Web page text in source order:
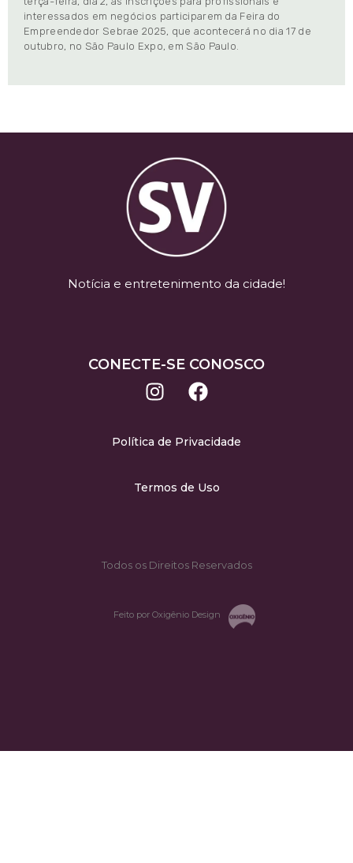
interessados em negócios participarem da Feira do
Empreendedor Sebrae 2025, que acontecerá no dia 17 de
outubro, no São Paulo Expo, em São Paulo.
Notícia e entretenimento da cidade!
CONECTE-SE CONOSCO
Política de Privacidade
Termos de Uso
Todos os Direitos Reservados
Feito por Oxigênio Design